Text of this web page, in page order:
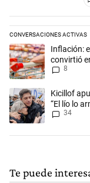
CONVERSACIONES ACTIVAS
Este listado muestra
Un artículo deInflación:
convirtió
8
Un artículo deKicillof
“El lío lo
34